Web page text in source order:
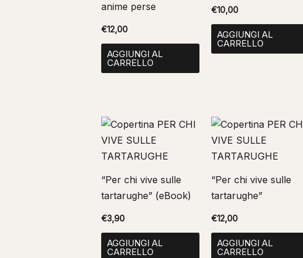
anime perse
€12,00
AGGIUNGI AL
CARRELLO
€10,00
AGGIUNGI AL
CARRELLO
“Per chi vive sulle
tartarughe” (eBook)
€3,90
AGGIUNGI AL
CARRELLO
“Per chi vive sulle
tartarughe”
€12,00
AGGIUNGI AL
CARRELLO